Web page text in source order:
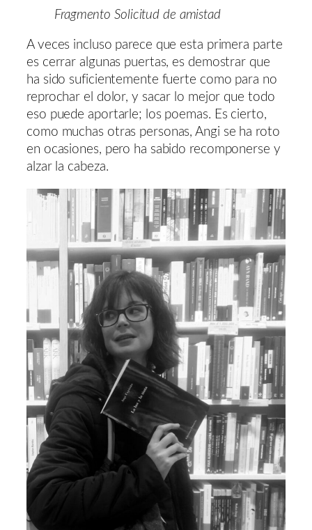
Fragmento Solicitud de amistad
A veces incluso parece que esta primera parte
es cerrar algunas puertas, es demostrar que
ha sido suficientemente fuerte como para no
reprochar el dolor, y sacar lo mejor que todo
eso puede aportarle; los poemas. Es cierto,
como muchas otras personas, Angi se ha roto
en ocasiones, pero ha sabido recomponerse y
alzar la cabeza.